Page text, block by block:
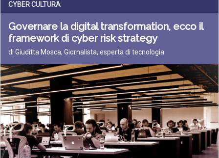
CYBER CULTURA
Governare la digital transformation, ecco il
framework di cyber risk strategy
di Giuditta Mosca, Giornalista, esperta di tecnologia